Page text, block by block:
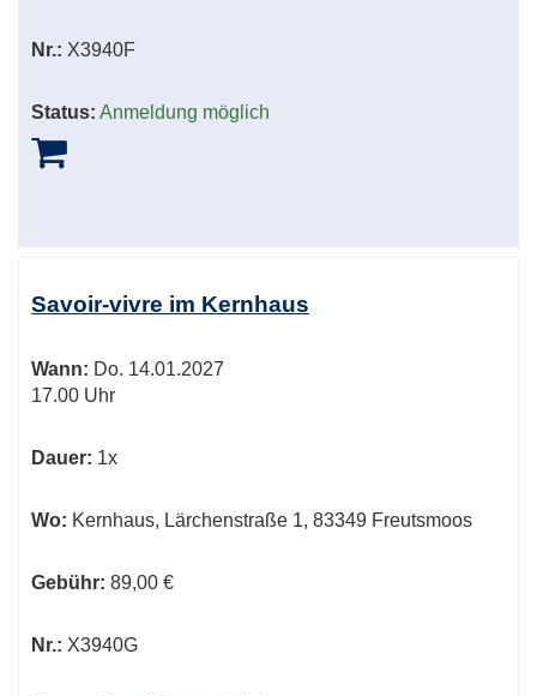
Nr.: X3940F
Status: Anmeldung möglich
Savoir-vivre im Kernhaus
Wann: Do. 14.01.2027
17.00 Uhr
Dauer: 1x
Wo: Kernhaus, Lärchenstraße 1, 83349 Freutsmoos
Gebühr: 89,00 €
Nr.: X3940G